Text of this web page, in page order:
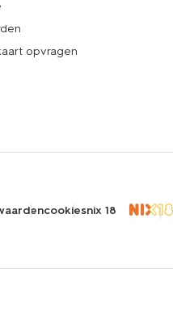
opvragen
cookiesnix 18